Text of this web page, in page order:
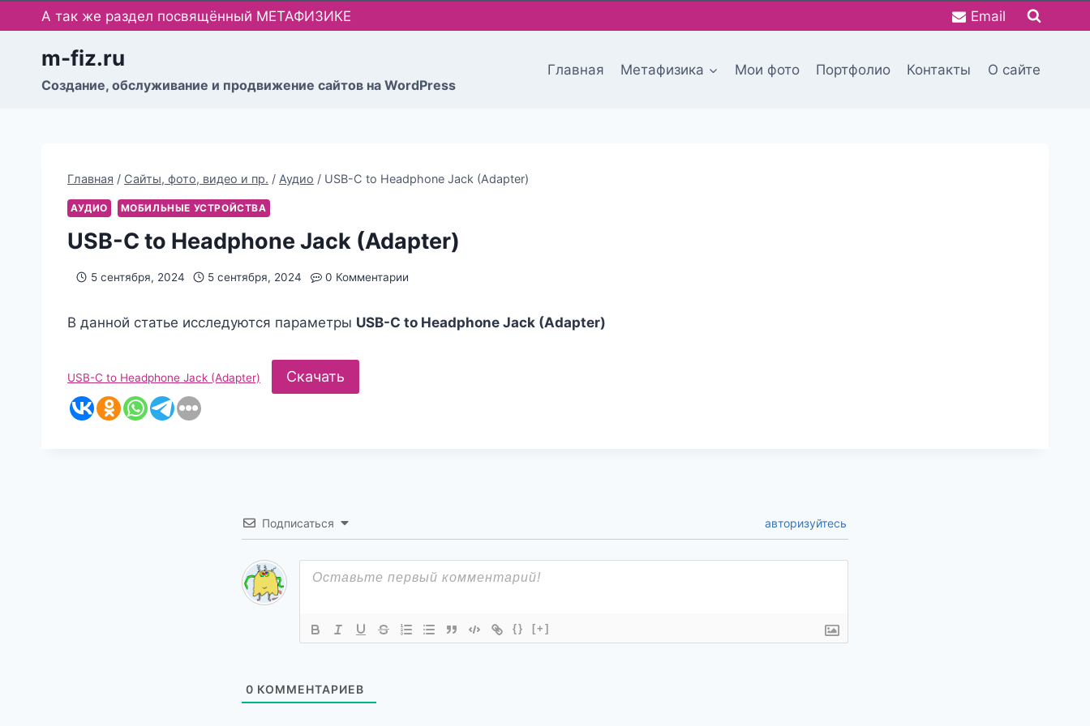
Перейти
к
содержимому
А так же раздел посвящённый МЕТАФИЗИКЕ Email
m-fiz.ru
Cоздание, обслуживание и продвижение сайтов на WordPress
Главная Метафизика Мои фото Портфолио Контакты О сайте
Главная / Сайты, фото, видео и пр. / Аудио / USB-C to Headphone Jack (Adapter)
АУДИО МОБИЛЬНЫЕ УСТРОЙСТВА
USB-C to Headphone Jack (Adapter)
5 сентября, 2024 5 сентября, 2024 0 Комментарии
В данной статье исследуются параметры USB-C to Headphone Jack (Adapter)
USB-C to Headphone Jack (Adapter) Скачать
Подписаться авторизуйтесь
{} [+]
0 КОММЕНТАРИЕВ